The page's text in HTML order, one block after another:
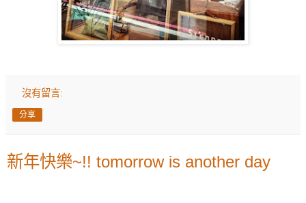
沒有留言:
分享
新年快樂~!! tomorrow is another day